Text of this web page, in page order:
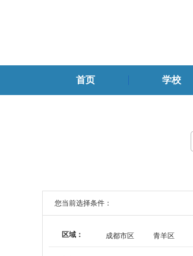
首页 学校
您当前选择条件：
区域： 成都市区 青羊区